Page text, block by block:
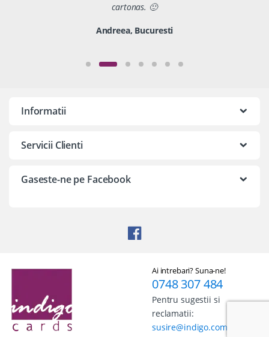
cartonas. 🙂
Andreea, Bucuresti
Informatii
Servicii Clienti
Gaseste-ne pe Facebook
Ai intrebari? Suna-ne!
0748 307 484
Pentru sugestii si
reclamatii:
susire@indigo.com.ro